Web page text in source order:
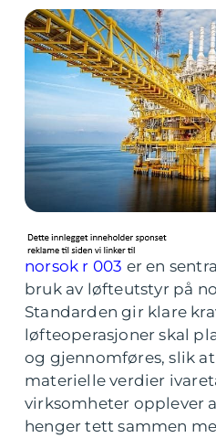
norsok r 003 er en
bruk av løfteutstyr på
Standarden gir klare
løfteoperasjoner skal
og gjennomføres, slik
materielle verdier
virksomheter opplever
henger tett sammen